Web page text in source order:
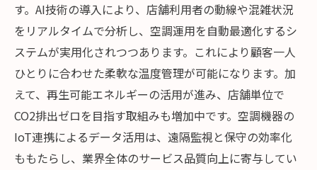
す。AI技術の導入により、店舗利用者の動線や混雑状況
をリアルタイムで分析し、空調運用を自動最適化するシ
ステムが実用化されつつあります。これにより顧客一人
ひとりに合わせた柔軟な温度管理が可能になります。加
えて、再生可能エネルギーの活用が進み、店舗単位で
CO2排出ゼロを目指す取組みも増加中です。空調機器の
IoT連携によるデータ活用は、遠隔監視と保守の効率化
ももたらし、業界全体のサービス品質向上に寄与してい